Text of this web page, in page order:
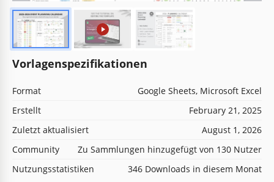
Vorlagenspezifikationen
Format
Google Sheets, Microsoft Excel
Erstellt
February 21, 2025
Zuletzt aktualisiert
August 1, 2026
Community
Zu Sammlungen hinzugefügt von 130 Nutzer
Nutzungsstatistiken
346 Downloads in diesem Monat